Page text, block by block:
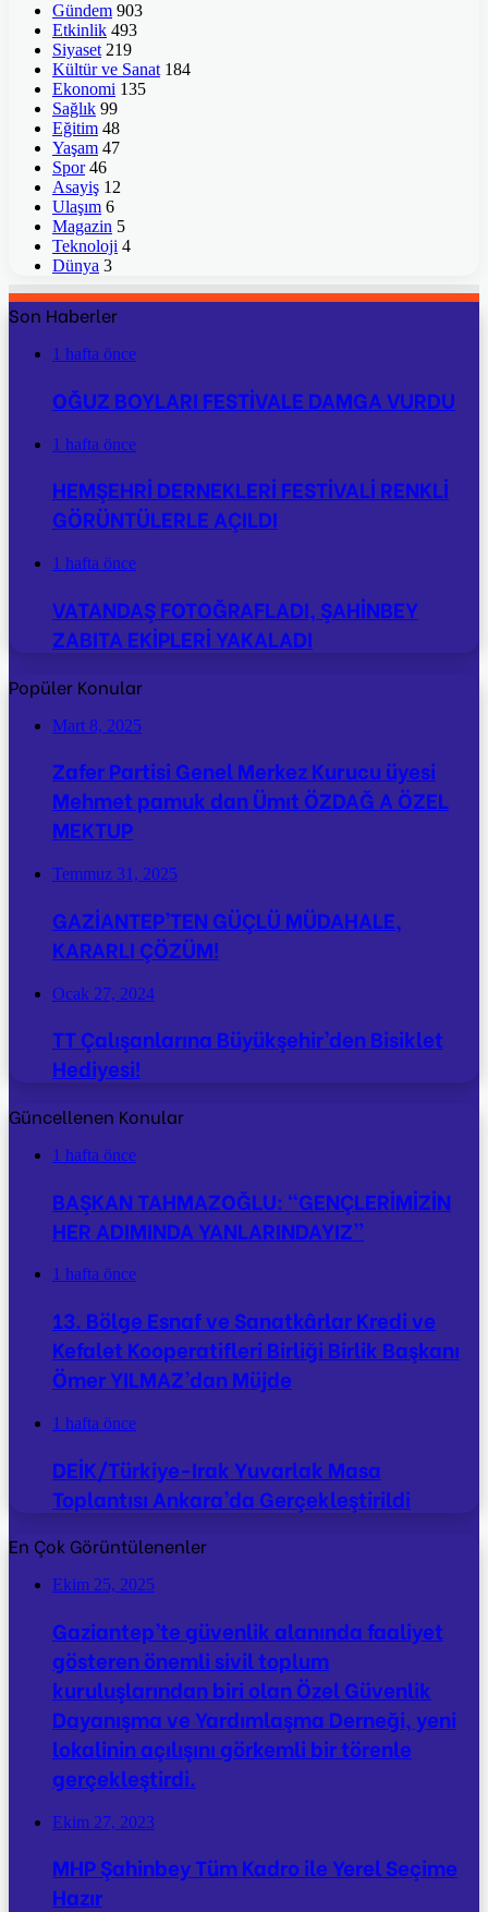
Gündem 903
Etkinlik 493
Siyaset 219
Kültür ve Sanat 184
Ekonomi 135
Sağlık 99
Eğitim 48
Yaşam 47
Spor 46
Asayiş 12
Ulaşım 6
Magazin 5
Teknoloji 4
Dünya 3
Son Haberler
1 hafta önce
OĞUZ BOYLARI FESTİVALE DAMGA VURDU
1 hafta önce
HEMŞEHRİ DERNEKLERİ FESTİVALİ RENKLİ
GÖRÜNTÜLERLE AÇILDI
1 hafta önce
VATANDAŞ FOTOĞRAFLADI, ŞAHİNBEY
ZABITA EKİPLERİ YAKALADI
Popüler Konular
Mart 8, 2025
Zafer Partisi Genel Merkez Kurucu üyesi
Mehmet pamuk dan Ümıt ÖZDAĞ A ÖZEL
MEKTUP
Temmuz 31, 2025
GAZİANTEP’TEN GÜÇLÜ MÜDAHALE,
KARARLI ÇÖZÜM!
Ocak 27, 2024
TT Çalışanlarına Büyükşehir’den Bisiklet
Hediyesi!
Güncellenen Konular
1 hafta önce
BAŞKAN TAHMAZOĞLU: “GENÇLERİMİZİN
HER ADIMINDA YANLARINDAYIZ”
1 hafta önce
13. Bölge Esnaf ve Sanatkârlar Kredi ve
Kefalet Kooperatifleri Birliği Birlik Başkanı
Ömer YILMAZ’dan Müjde
1 hafta önce
DEİK/Türkiye-Irak Yuvarlak Masa
Toplantısı Ankara’da Gerçekleştirildi
En Çok Görüntülenenler
Ekim 25, 2025
Gaziantep’te güvenlik alanında faaliyet
gösteren önemli sivil toplum
kuruluşlarından biri olan Özel Güvenlik
Dayanışma ve Yardımlaşma Derneği, yeni
lokalinin açılışını görkemli bir törenle
gerçekleştirdi.
Ekim 27, 2023
MHP Şahinbey Tüm Kadro ile Yerel Seçime
Hazır